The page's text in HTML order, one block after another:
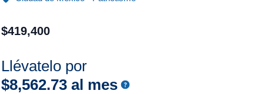
$419,400
Llévatelo por
$8,562.73al mes